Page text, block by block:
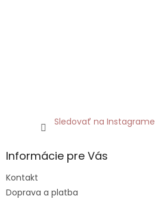
Sledovať na Instagrame
Informácie pre Vás
Kontakt
Doprava a platba